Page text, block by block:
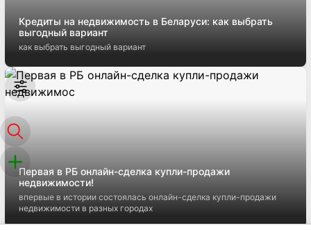
Кредиты на недвижимость в Беларуси: как выбрать
выгодный вариант
как выбрать выгодный вариант
Первая в РБ онлайн-сделка купли-продажи
недвижимости!
впервые в истории состоялась онлайн-сделка купли-продажи
недвижимости в разных городах